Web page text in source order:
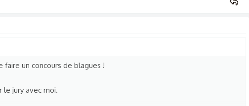
un concours de blagues !
le jury avec moi.